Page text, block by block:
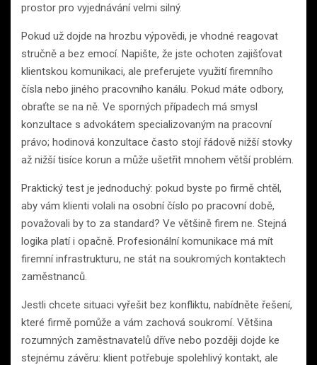
prostor pro vyjednávání velmi silný.
Pokud už dojde na hrozbu výpovědi, je vhodné reagovat
stručně a bez emocí. Napište, že jste ochoten zajišťovat
klientskou komunikaci, ale preferujete využití firemního
čísla nebo jiného pracovního kanálu. Pokud máte odbory,
obraťte se na ně. Ve sporných případech má smysl
konzultace s advokátem specializovaným na pracovní
právo; hodinová konzultace často stojí řádově nižší stovky
až nižší tisíce korun a může ušetřit mnohem větší problém.
Praktický test je jednoduchý: pokud byste po firmě chtěl,
aby vám klienti volali na osobní číslo po pracovní době,
považovali by to za standard? Ve většině firem ne. Stejná
logika platí i opačně. Profesionální komunikace má mít
firemní infrastrukturu, ne stát na soukromých kontaktech
zaměstnanců.
Jestli chcete situaci vyřešit bez konfliktu, nabídněte řešení,
které firmě pomůže a vám zachová soukromí. Většina
rozumných zaměstnavatelů dříve nebo později dojde ke
stejnému závěru: klient potřebuje spolehlivý kontakt, ale